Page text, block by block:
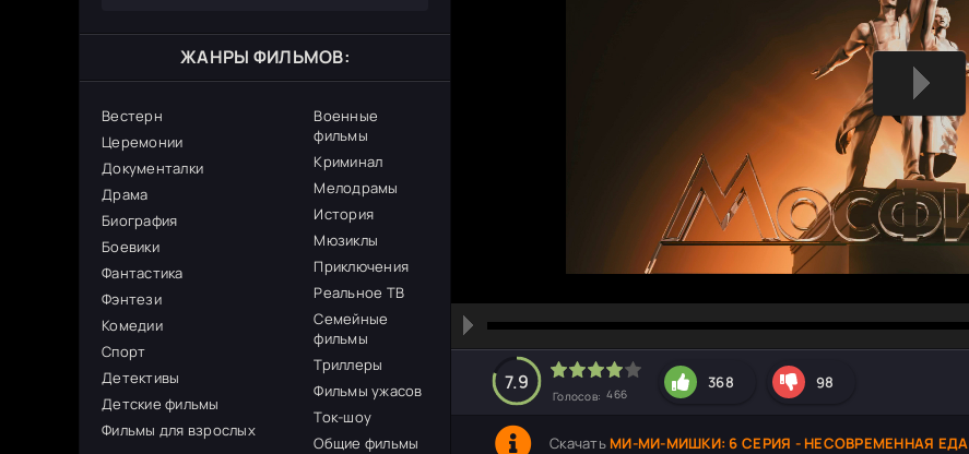
ЖАНРЫ ФИЛЬМОВ:
Вестерн
Церемонии
Документалки
Драма
Биография
Боевики
Фантастика
Фэнтези
Комедии
Спорт
Детективы
Детские фильмы
Фильмы для взрослых
Военные
фильмы
Криминал
Мелодрамы
История
Мюзиклы
Приключения
Реальное ТВ
Семейные
фильмы
Триллеры
Фильмы ужасов
Ток-шоу
Общие фильмы
hd2160
hd1440
highres
hd1080
hd720
large
medium
small
tiny
7.9
Голосов: 466
368 98
Скачать МИ-МИ-МИШКИ: 6 СЕРИЯ - НЕСОВРЕМЕННАЯ ЕДА